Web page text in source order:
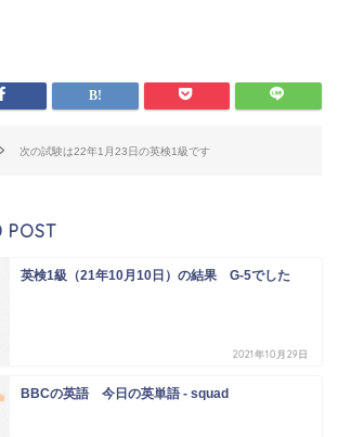
次の試験は22年1月23日の英検1級です
POST
英検1級（21年10月10日）の結果 G-5でした
2021年10月29日
BBCの英語 今日の英単語 - squad